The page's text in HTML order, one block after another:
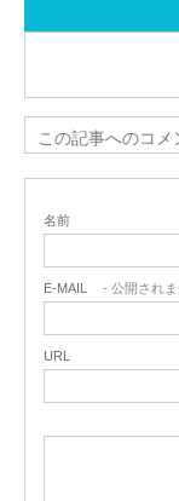
この記事へのコメ
名前
E-MAIL - 公開され
URL